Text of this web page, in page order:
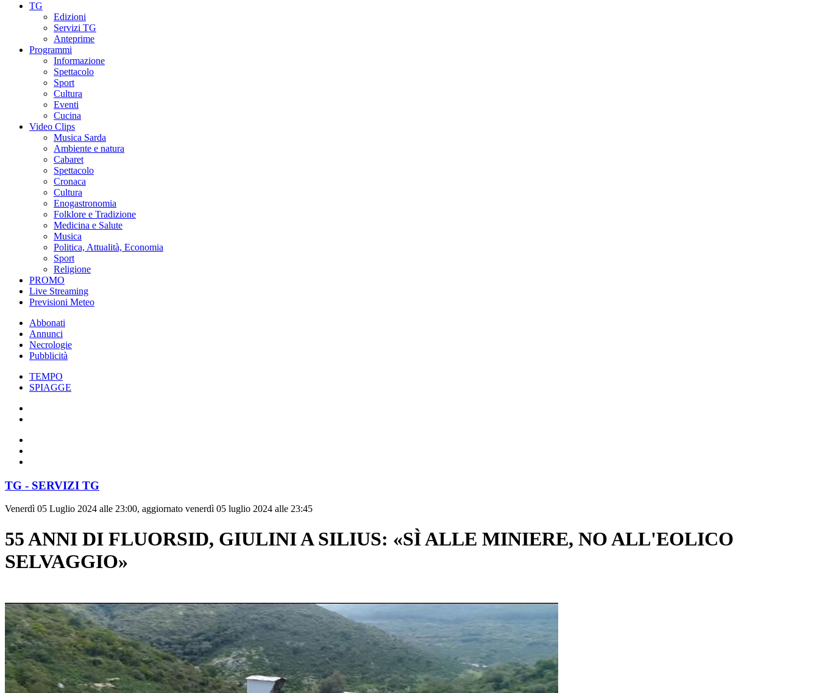
TG
Edizioni
Servizi TG
Anteprime
Programmi
Informazione
Spettacolo
Sport
Cultura
Eventi
Cucina
Video Clips
Musica Sarda
Ambiente e natura
Cabaret
Spettacolo
Cronaca
Cultura
Enogastronomia
Folklore e Tradizione
Medicina e Salute
Musica
Politica, Attualità, Economia
Sport
Religione
PROMO
Live Streaming
Previsioni Meteo
Abbonati
Annunci
Necrologie
Pubblicità
TEMPO
SPIAGGE
TG - SERVIZI TG
Venerdì 05 Luglio 2024 alle 23:00, aggiornato venerdì 05 luglio 2024 alle 23:45
55 ANNI DI FLUORSID, GIULINI A SILIUS: «SÌ ALLE MINIERE, NO ALL'EOLICO
SELVAGGIO»